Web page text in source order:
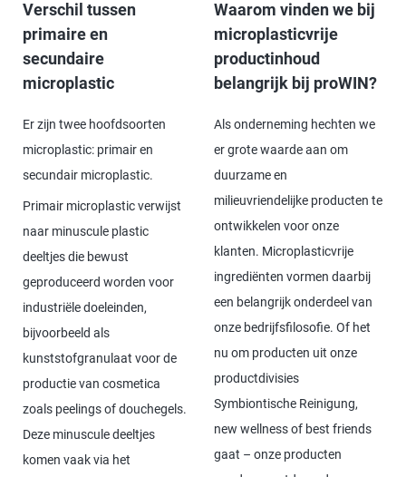
Verschil tussen
primaire en
secundaire
microplastic
Er zijn twee hoofdsoorten
microplastic: primair en
secundair microplastic.
Primair microplastic verwijst
naar minuscule plastic
deeltjes die bewust
geproduceerd worden voor
industriële doeleinden,
bijvoorbeeld als
kunststofgranulaat voor de
productie van cosmetica
zoals peelings of douchegels.
Deze minuscule deeltjes
komen vaak via het
Waarom vinden we bij
microplasticvrije
productinhoud
belangrijk bij proWIN?
Als onderneming hechten we
er grote waarde aan om
duurzame en
milieuvriendelijke producten te
ontwikkelen voor onze
klanten. Microplasticvrije
ingrediënten vormen daarbij
een belangrijk onderdeel van
onze bedrijfsfilosofie. Of het
nu om producten uit onze
productdivisies
Symbiontische Reinigung,
new wellness of best friends
gaat – onze producten